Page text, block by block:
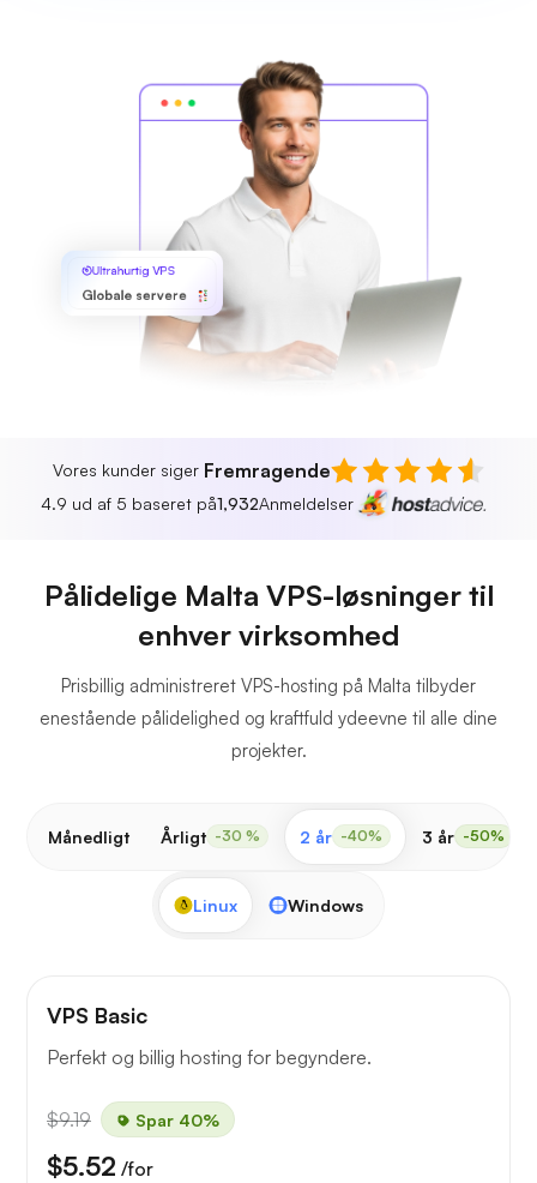
Ultrahurtig VPS
Globale servere
Vores kunder siger Fremragende
4.9 ud af 5 baseret på1,932Anmeldelser
Pålidelige Malta VPS-løsninger til
enhver virksomhed
Prisbillig administreret VPS-hosting på Malta tilbyder
enestående pålidelighed og kraftfuld ydeevne til alle dine
projekter.
Månedligt Årligt -30 % 2 år -40% 3 år -50%
Linux Windows
VPS Basic
Perfekt og billig hosting for begyndere.
$9.19 Spar 40%
$5.52 /for